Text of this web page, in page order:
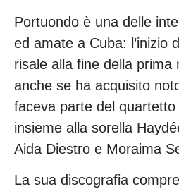
Portuondo è una delle
ed amate a Cuba: l’inizio
risale alla fine della prima
anche se ha acquisito
faceva parte del quartetto
insieme alla sorella
Aida Diestro e Moraima
La sua discografia